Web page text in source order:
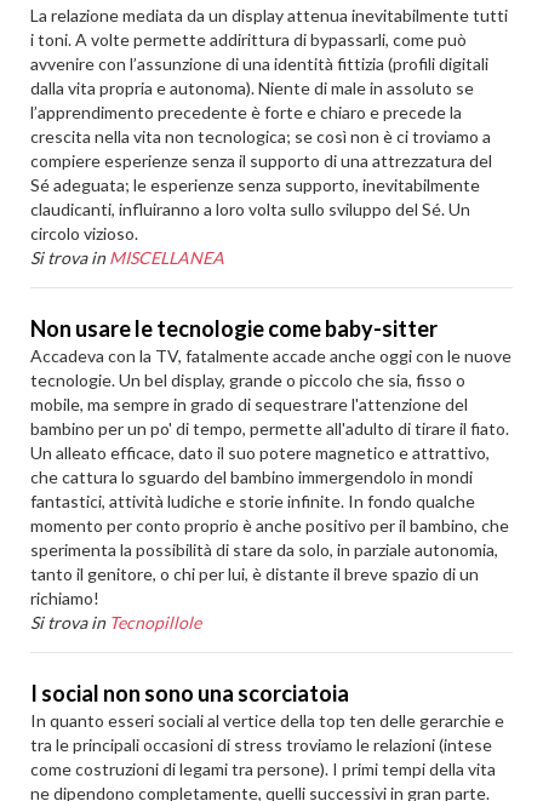
La relazione mediata da un display attenua inevitabilmente tutti
i toni. A volte permette addirittura di bypassarli, come può
avvenire con l’assunzione di una identità fittizia (profili digitali
dalla vita propria e autonoma). Niente di male in assoluto se
l’apprendimento precedente è forte e chiaro e precede la
crescita nella vita non tecnologica; se così non è ci troviamo a
compiere esperienze senza il supporto di una attrezzatura del
Sé adeguata; le esperienze senza supporto, inevitabilmente
claudicanti, influiranno a loro volta sullo sviluppo del Sé. Un
circolo vizioso.
Si trova in MISCELLANEA
Non usare le tecnologie come baby-sitter
Accadeva con la TV, fatalmente accade anche oggi con le nuove
tecnologie. Un bel display, grande o piccolo che sia, fisso o
mobile, ma sempre in grado di sequestrare l'attenzione del
bambino per un po' di tempo, permette all'adulto di tirare il fiato.
Un alleato efficace, dato il suo potere magnetico e attrattivo,
che cattura lo sguardo del bambino immergendolo in mondi
fantastici, attività ludiche e storie infinite. In fondo qualche
momento per conto proprio è anche positivo per il bambino, che
sperimenta la possibilità di stare da solo, in parziale autonomia,
tanto il genitore, o chi per lui, è distante il breve spazio di un
richiamo!
Si trova in Tecnopillole
I social non sono una scorciatoia
In quanto esseri sociali al vertice della top ten delle gerarchie e
tra le principali occasioni di stress troviamo le relazioni (intese
come costruzioni di legami tra persone). I primi tempi della vita
ne dipendono completamente, quelli successivi in gran parte.